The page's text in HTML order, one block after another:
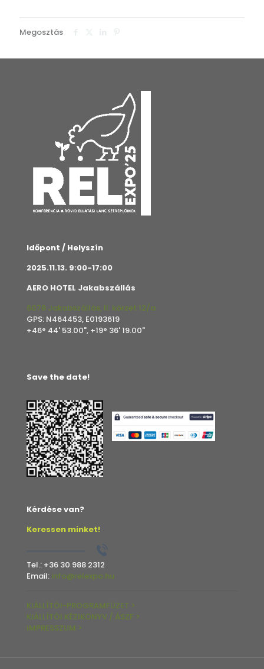
Megosztás
Időpont / Helyszín
2025.11.13. 9:00-17:00
AERO HOTEL Jakabszállás
6078 Jakabszállás, II. körzet 12/a
GPS: N464453, E0193619
+46° 44' 53.00", +19° 36' 19.00"
Save the date!
Kérdése van?
Keressen minket!
Tel.: +36 30 988 2312
Email: info@relexpo.hu
KIÁLLÍTÓI-PROGRAMFÜZET >
KIÁLLÍTÓI KÉZIKÖNYV / ÁSZF >
IMPRESSZUM >